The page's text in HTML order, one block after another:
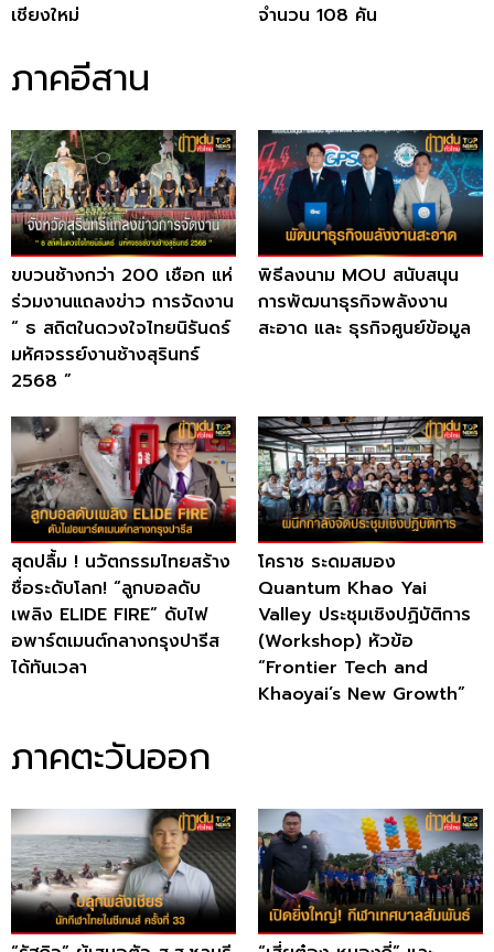
เชียงใหม่
จำนวน 108 คัน
ภาคอีสาน
ขบวนช้างกว่า 200 เชือก แห่
ร่วมงานแถลงข่าว การจัดงาน
“ ธ สถิตในดวงใจไทยนิรันดร์
มหัศจรรย์งานช้างสุรินทร์
2568 ”
พิธีลงนาม MOU สนับสนุน
การพัฒนาธุรกิจพลังงาน
สะอาด และ ธุรกิจศูนย์ข้อมูล
สุดปลื้ม ! นวัตกรรมไทยสร้าง
ชื่อระดับโลก! “ลูกบอลดับ
เพลิง ELIDE FIRE” ดับไฟ
อพาร์ตเมนต์กลางกรุงปารีส
ได้ทันเวลา
โคราช ระดมสมอง
Quantum Khao Yai
Valley ประชุมเชิงปฏิบัติการ
(Workshop) หัวข้อ
“Frontier Tech and
Khaoyai’s New Growth”
ภาคตะวันออก